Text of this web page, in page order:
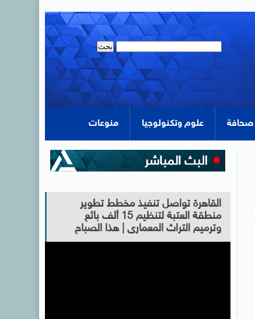
صحافة علوم وتكنولوجيا منوعات
القاهرة تواصل تنفيذ مخطط تطوير
منطقة العتبة لتنظيم 15 ألف بائع
وترميم التراث المعمارى | هذا الصباح